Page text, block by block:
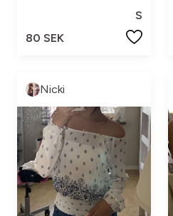
S
80 SEK
Nicki